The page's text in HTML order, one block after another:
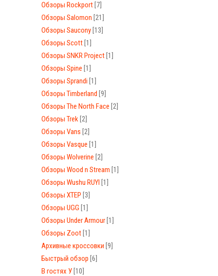
Обзоры Rockport [7]
Обзоры Salomon [21]
Обзоры Saucony [13]
Обзоры Scott [1]
Обзоры SNKR Project [1]
Обзоры Spine [1]
Обзоры Sprandi [1]
Обзоры Timberland [9]
Обзоры The North Face [2]
Обзоры Trek [2]
Обзоры Vans [2]
Обзоры Vasque [1]
Обзоры Wolverine [2]
Обзоры Wood n Stream [1]
Обзоры Wushu RUYI [1]
Обзоры XTEP [3]
Обзоры UGG [1]
Обзоры Under Armour [1]
Обзоры Zoot [1]
Архивные кроссовки [9]
Быстрый обзор [6]
В гостях У [10]